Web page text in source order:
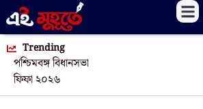
Trending
পশ্চিমবঙ্গ বিধানসভা
ফিফা ২০২৬